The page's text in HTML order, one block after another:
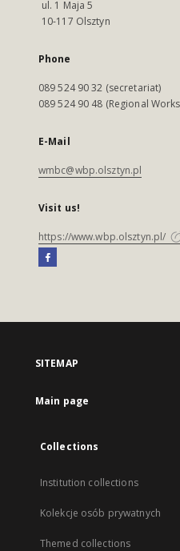
ul. 1 Maja 5
10-117 Olsztyn
Phone
089 524 90 32 (secretariat)
089 524 90 48 (Regional
E-Mail
wmbc@wbp.olsztyn.pl
Visit us!
https://www.wbp.olsztyn.pl/
SITEMAP
Main page
Collections
Institution collections
Kolekcje osób prywatnych
Themed collections